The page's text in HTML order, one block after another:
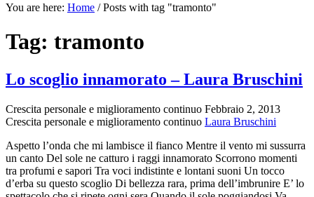
You are here: Home /Posts with tag "tramonto"
Tag: tramonto
Lo scoglio innamorato – Laura Bruschini
Crescita personale e miglioramento continuo Febbraio 2, 2013
Crescita personale e miglioramento continuo Laura Bruschini
Aspetto l’onda che mi lambisce il fianco Mentre il vento mi sussurra
un canto Del sole ne catturo i raggi innamorato Scorrono momenti
tra profumi e sapori Tra voci indistinte e lontani suoni Un tocco
d’erba su questo scoglio Di bellezza rara, prima dell’imbrunire E’ lo